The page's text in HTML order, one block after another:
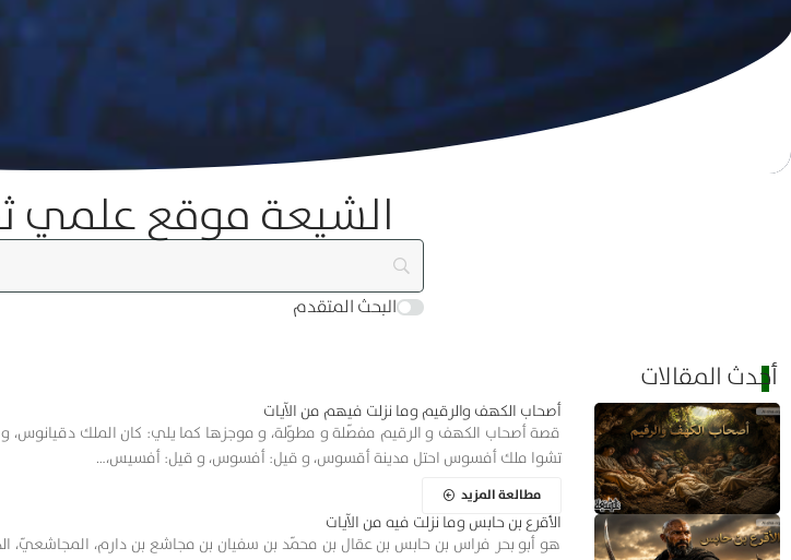
الشيعة موقع علمي
البحث المتقدم
أحدث المقالات
أصحاب الكهف والرقيم وما نزلت فيهم من الآيات
قصة أصحاب الكهف و الرقيم مفصّلة و مطوّلة، و موجزها كما يلي: كان الملك دقيانوس،
تشوا ملك أفسوس احتل مدينة أقسوس، و قيل: أفسوس، و قيل: أفسيس،…
مطالعة المزيد
الأقرع بن حابس وما نزلت فيه من الآيات
‏هو أبو بحر فراس بن حابس بن عقال بن محمّد بن سفيان بن مجاشع بن دارم، المجاشعيّ،